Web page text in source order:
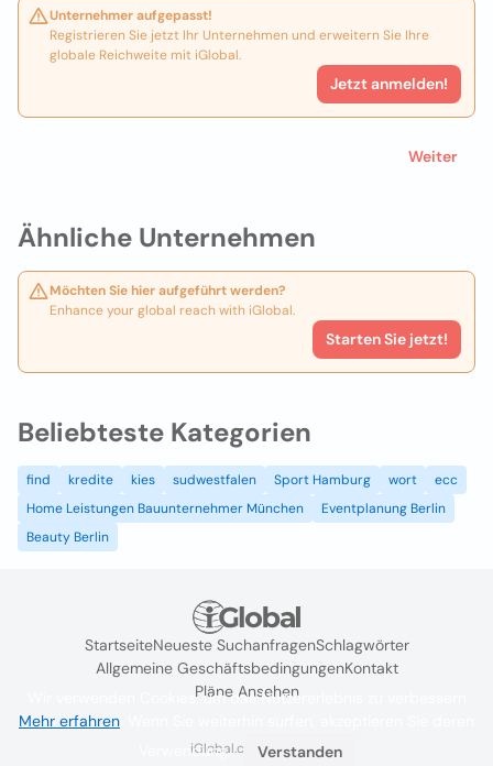
Ähnliche Unternehmen
Möchten Sie hier aufgeführt werden?
Enhance your global reach with iGlobal.
Starten Sie jetzt!
Unternehmer aufgepasst!
Registrieren Sie jetzt Ihr Unternehmen und erweitern Sie Ihre
globale Reichweite mit iGlobal.
Jetzt anmelden!
Weiter
Beliebteste Kategorien
find kredite kies sudwestfalen Sport Hamburg wort
ecc
Home Leistungen Bauunternehmer München
Eventplanung Berlin
Beauty Berlin
StartseiteNeueste SuchanfragenSchlagwörter
Allgemeine GeschäftsbedingungenKontakt
Pläne Ansehen
iGlobal.co @ 2024
Wir verwenden Cookies, um das Nutzererlebnis zu verbessern
Mehr erfahren
Verwendung.
Verstanden